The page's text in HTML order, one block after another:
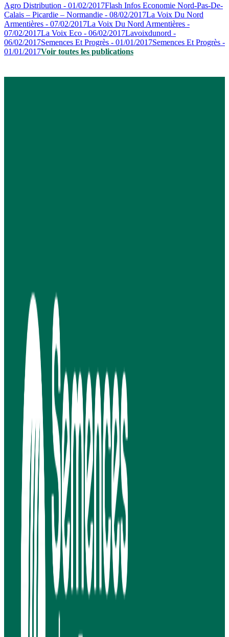
Agro Distribution - 01/02/2017Flash Infos Economie Nord-Pas-De-
Calais – Picardie – Normandie - 08/02/2017La Voix Du Nord
Armentières - 07/02/2017La Voix Du Nord Armentières -
07/02/2017La Voix Eco - 06/02/2017Lavoixdunord -
06/02/2017Semences Et Progrès - 01/01/2017Semences Et Progrès -
01/01/2017Voir toutes les publications